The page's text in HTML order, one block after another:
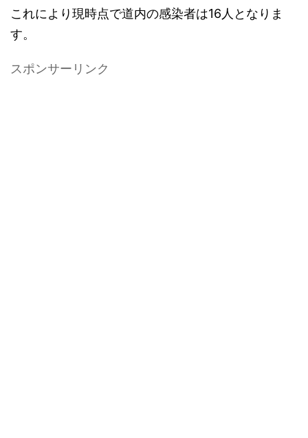
これにより現時点で道内の感染者は16人となりま
す。
スポンサーリンク